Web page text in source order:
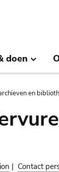
doen
en
| Contact